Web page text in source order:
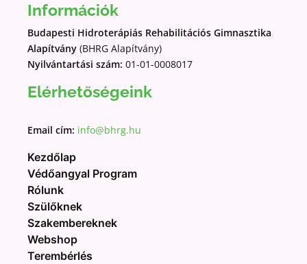
Információk
Budapesti Hidroterápiás Rehabilitációs Gimnasztika
Alapítvány (BHRG Alapítvány)
Nyilvántartási szám:01-01-0008017
Elérhetőségeink
Email cím: info@bhrg.hu
Kezdőlap
Védőangyal Program
Rólunk
Szülőknek
Szakembereknek
Webshop
Terembérlés